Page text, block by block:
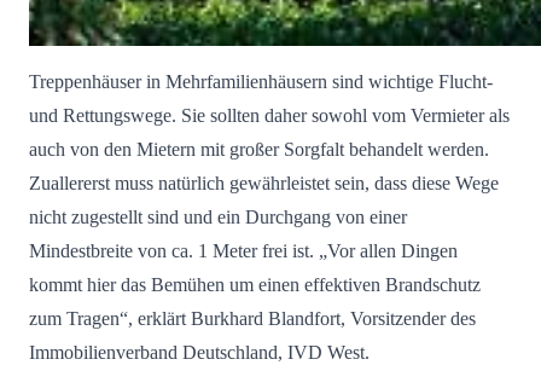
Treppenhäuser in Mehrfamilienhäusern sind wichtige Flucht-
und Rettungswege. Sie sollten daher sowohl vom Vermieter als
auch von den Mietern mit großer Sorgfalt behandelt werden.
Zuallererst muss natürlich gewährleistet sein, dass diese Wege
nicht zugestellt sind und ein Durchgang von einer
Mindestbreite von ca. 1 Meter frei ist. „Vor allen Dingen
kommt hier das Bemühen um einen effektiven Brandschutz
zum Tragen“, erklärt Burkhard Blandfort, Vorsitzender des
Immobilienverband Deutschland, IVD West.